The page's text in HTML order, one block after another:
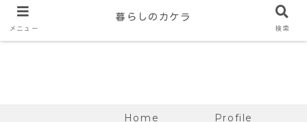
Home Profile
メニュー
暮らしのカケラ
検索